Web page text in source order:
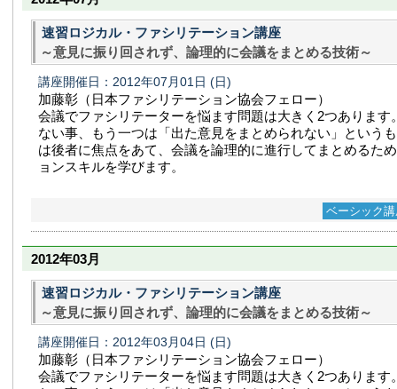
速習ロジカル・ファシリテーション講座
～意見に振り回されず、論理的に会議をまとめる技術～
講座開催日：2012年07月01日 (日)
加藤彰（日本ファシリテーション協会フェロー）
会議でファシリテーターを悩ます問題は大きく2つあります
ない事、もう一つは「出た意見をまとめられない」という
は後者に焦点をあて、会議を論理的に進行してまとめるた
ョンスキルを学びます。
ベーシック
2012年03月
速習ロジカル・ファシリテーション講座
～意見に振り回されず、論理的に会議をまとめる技術～
講座開催日：2012年03月04日 (日)
加藤彰（日本ファシリテーション協会フェロー）
会議でファシリテーターを悩ます問題は大きく2つあります